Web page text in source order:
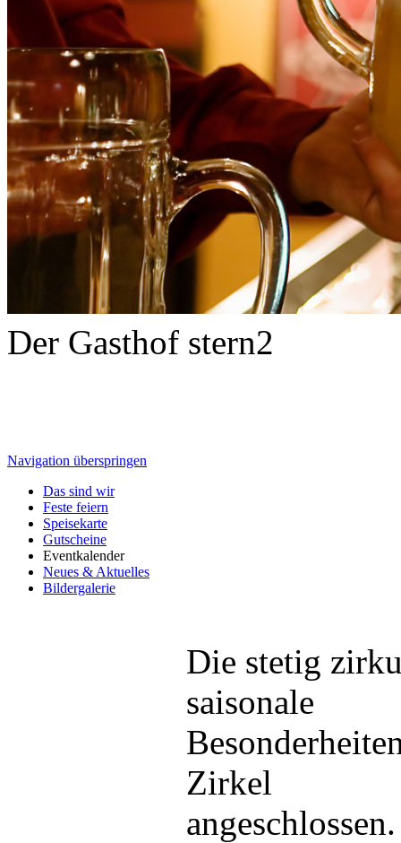
Der Gasthof stern2
Navigation überspringen
Das sind wir
Feste feiern
Speisekarte
Gutscheine
Eventkalender
Neues & Aktuelles
Bildergalerie
Die stetig
saisonale
Zirkel